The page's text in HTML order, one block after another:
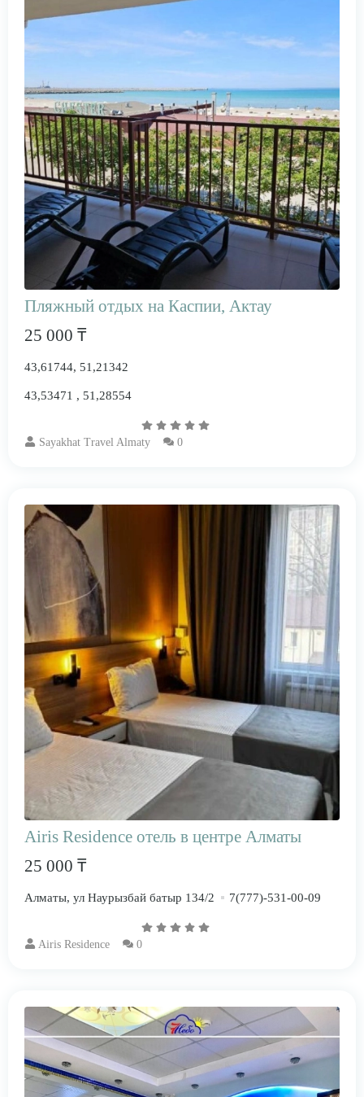
Пляжный отдых на Каспии, Актау
25 000 ₸
43,61744, 51,21342
43,53471 , 51,28554
Sayakhat Travel Almaty 0
Airis Residence отель в центре Алматы
25 000 ₸
Алматы, ул Наурызбай батыр 134/2 7(777)-531-00-09
Airis Residence 0